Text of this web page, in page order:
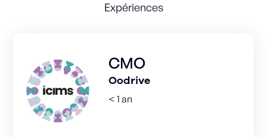
Expériences
CMO
Oodrive
< 1 an